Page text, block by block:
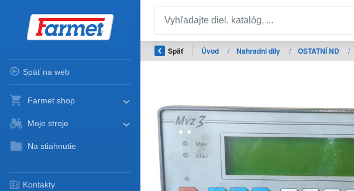
Späť na web
Farmet shop
Moje stroje
Na stiahnutie
Kontakty
Späť Úvod / Nahradni dily / OSTATNÍ ND /